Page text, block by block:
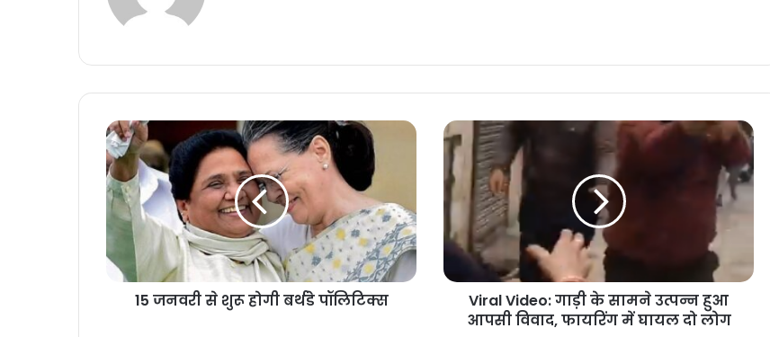
15 जनवरी से शुरू होगी बर्थडे पॉलिटिक्स
Viral Video: गाड़ी के सामने उत्पन्न हुआ
आपसी विवाद, फायरिंग में घायल दो लोग